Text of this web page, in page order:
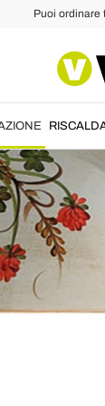
Puoi ordinare